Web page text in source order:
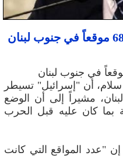
سلام، أن "إسرائيل" تسيطر
جنوب لبنان، مشيراً إلى أن الوضع
بما كان عليه قبل الحرب
"عدد المواقع التي كانت